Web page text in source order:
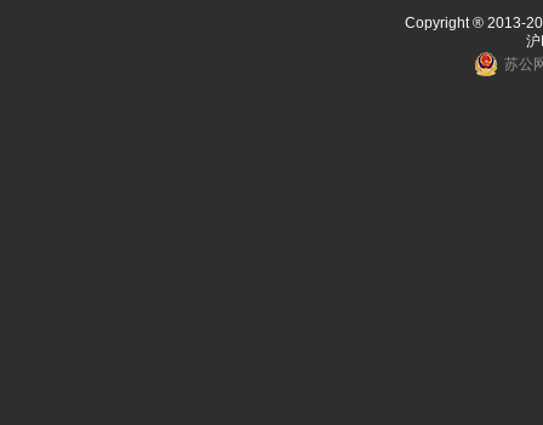
Copyright ® 2013-
苏公